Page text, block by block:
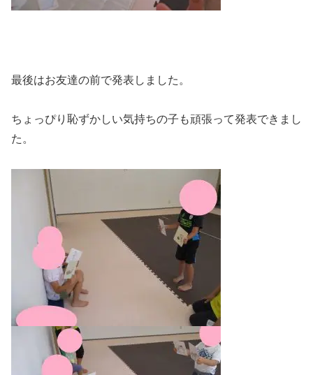
最後はお友達の前で発表しました。
ちょっぴり恥ずかしい気持ちの子も頑張って発表できまし
た。